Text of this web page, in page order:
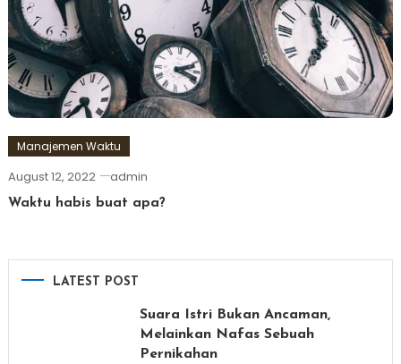
Manajemen Waktu
August 12, 2022 admin
Waktu habis buat apa?
LATEST POST
Suara Istri Bukan Ancaman,
Melainkan Nafas Sebuah
Pernikahan